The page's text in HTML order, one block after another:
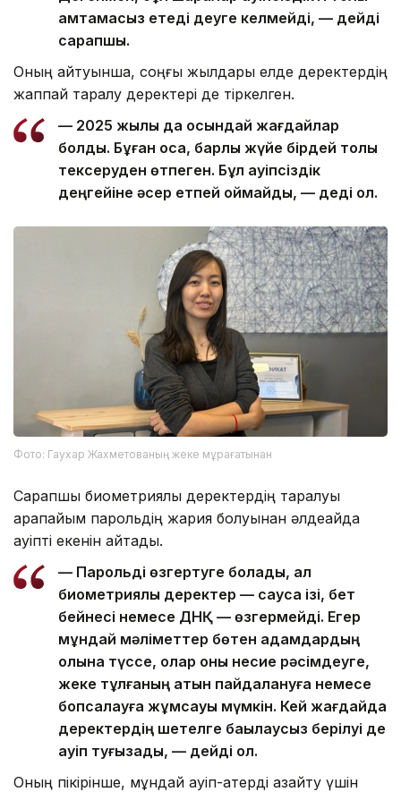
қамтамасыз етеді деуге келмейді, — дейді
сарапшы.
Оның айтуынша, соңғы жылдары елде деректердің
жаппай таралу деректері де тіркелген.
— 2025 жылы да осындай жағдайлар
болды. Бұған қоса, барлық жүйе бірдей толық
тексеруден өтпеген. Бұл қауіпсіздік
деңгейіне әсер етпей қоймайды, — деді ол.
Фото: Гаухар Жахметованың жеке мұрағатынан
Сарапшы биометриялық деректердің таралуы
қарапайым парольдің жария болуынан әлдеқайда
қауіпті екенін айтады.
— Парольді өзгертуге болады, ал
биометриялық деректер — саусақ ізі, бет
бейнесі немесе ДНҚ — өзгермейді. Егер
мұндай мәліметтер бөтен адамдардың
қолына түссе, олар оны несие рәсімдеуге,
жеке тұлғаның атын пайдалануға немесе
бопсалауға жұмсауы мүмкін. Кей жағдайда
деректердің шетелге бақылаусыз берілуі де
қауіп туғызады, — дейді ол.
Оның пікірінше, мұндай қауіп-қатерді азайту үшін